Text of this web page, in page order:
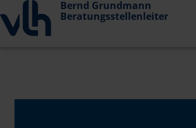
Bernd Grundmann
Beratungsstellenleiter